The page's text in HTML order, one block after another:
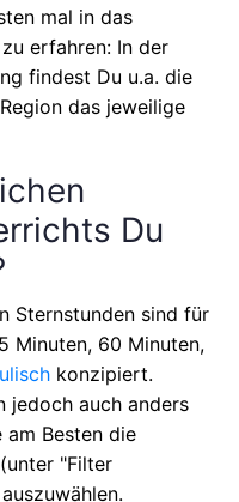
mal in das
erfahren: In der
findest Du u.a. die
das jeweilige
Du
Sternstunden sind für
Minuten, 60 Minuten,
konzipiert.
jedoch auch anders
Besten die
"Filter